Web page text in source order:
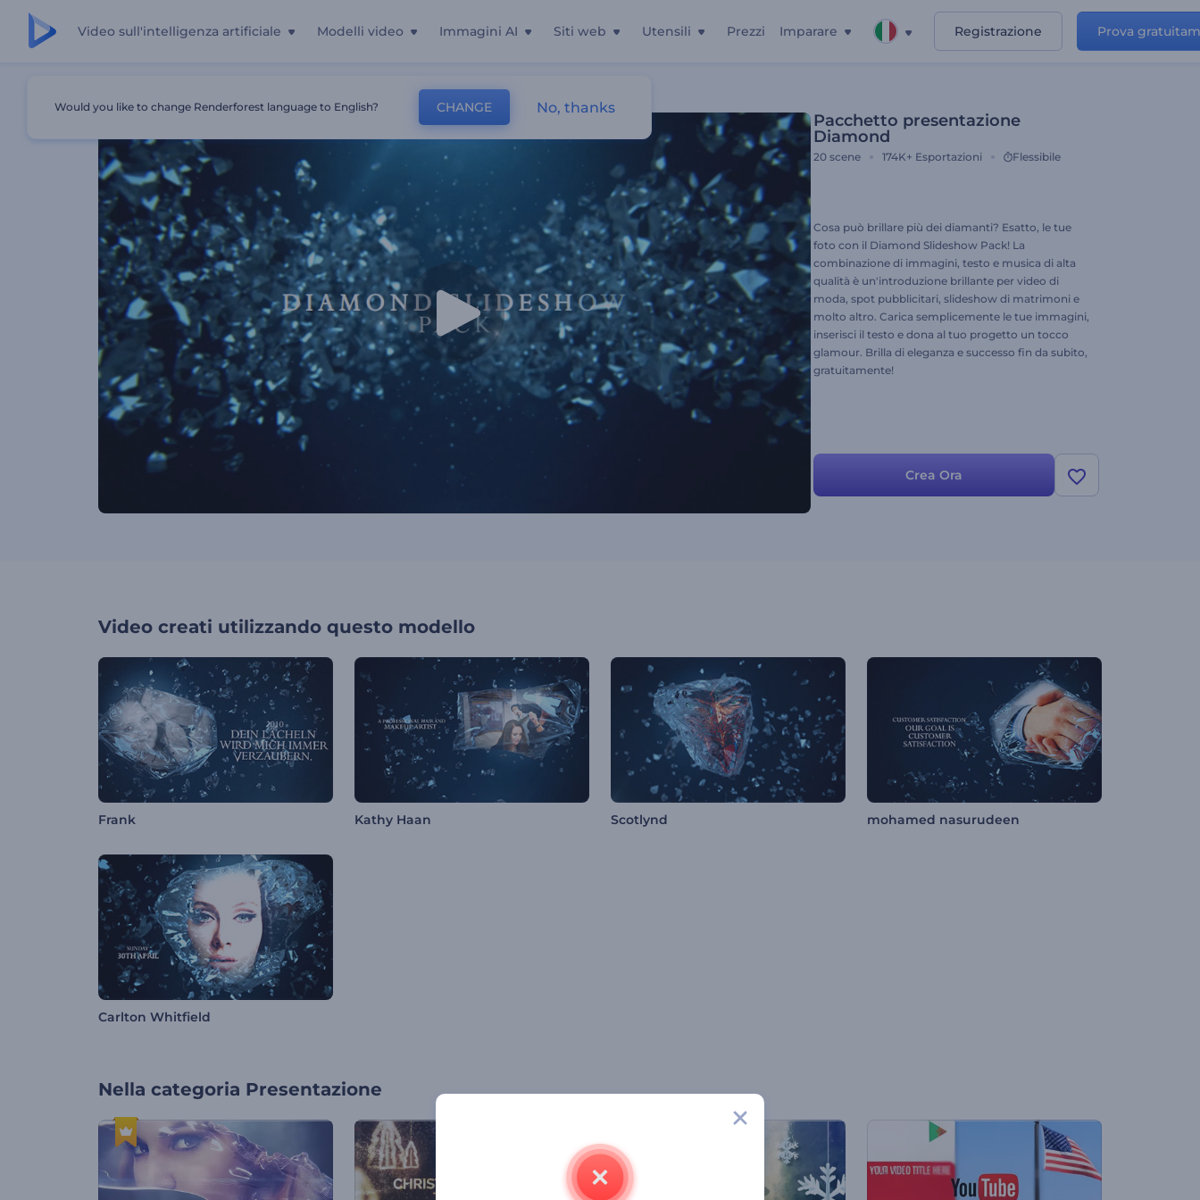
Video sull'intelligenza artificiale Modelli video Immagini AI Siti web Utensili Prezzi Imparare Registrazione Prova
Pacchetto presentazione
Diamond
20 scene 174K+ Esportazioni Flessibile
Cosa può brillare più dei diamanti? Esatto, le tue
foto con il Diamond Slideshow Pack! La
combinazione di immagini, testo e musica di alta
qualità è un'introduzione brillante per video di
moda, spot pubblicitari, slideshow di matrimoni e
molto altro. Carica semplicemente le tue immagini,
inserisci il testo e dona al tuo progetto un tocco
glamour. Brilla di eleganza e successo fin da subito,
gratuitamente!
Crea Ora
Video creati utilizzando questo modello
Frank Kathy Haan Scotlynd mohamed nasurudeen
Carlton Whitfield
Nella categoria Presentazione
Would you like to change Renderforest language to English? CHANGE No, thanks